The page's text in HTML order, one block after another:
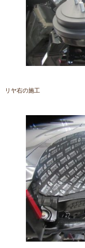
リヤ右の施工